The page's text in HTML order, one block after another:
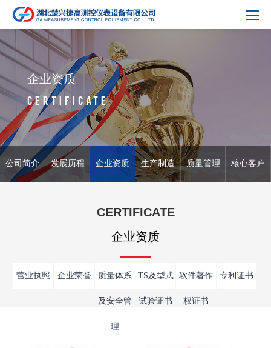
企业资质
CERTIFICATE
公司简介 发展历程 企业资质 生产制造 质量管理 核心客户
CERTIFICATE
企业资质
营业执照 企业荣誉 质量体系
及安全管
理
TS及型式
试验证书
软件著作
权证书
专利证书